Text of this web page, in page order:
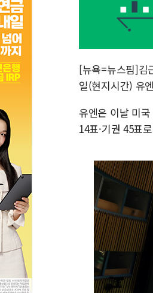
[뉴욕=뉴스핌]김
일(현지시간) 유
유엔은 이날 미
14표·기권 45표